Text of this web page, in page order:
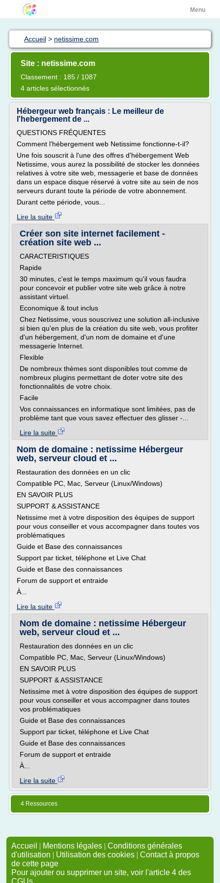
Menu
Accueil > netissime.com
Site : netissime.com
Classement : 185 / 1087
4 articles sélectionnés
Hébergeur web français : Le meilleur de
l'hebergement de ...
QUESTIONS FRÉQUENTES
Comment l'hébergement web Netissime fonctionne-t-il?
Une fois souscrit à l'une des offres d'hébergement Web
Netissime, vous aurez la possibilité de stocker les données
relatives à votre site web, messagerie et base de données
dans un espace disque réservé à votre site au sein de nos
serveurs durant toute la période de votre abonnement.
Durant cette période, vous...
Lire la suite
Créer son site internet facilement -
création site web ...
CARACTERISTIQUES
Rapide
30 minutes, c'est le temps maximum qu'il vous faudra
pour concevoir et publier votre site web grâce à notre
assistant virtuel.
Economique & tout inclus
Chez Netissime, vous souscrivez une solution all-inclusive
si bien qu'en plus de la création du site web, vous profiter
d'un hébergement, d'un nom de domaine et d'une
messagerie Internet.
Flexible
De nombreux thèmes sont disponibles tout comme de
nombreux plugins permettant de doter votre site des
fonctionnalités de votre choix.
Facile
Vos connaissances en informatique sont limitées, pas de
problème tant que vous savez effectuer des glisser -...
Lire la suite
Nom de domaine : netissime Hébergeur
web, serveur cloud et ...
Restauration des données en un clic
Compatible PC, Mac, Serveur (Linux/Windows)
EN SAVOIR PLUS
SUPPORT & ASSISTANCE
Netissime met à votre disposition des équipes de support
pour vous conseiller et vous accompagner dans toutes vos
problématiques
Guide et Base des connaissances
Support par ticket, téléphone et Live Chat
Guide et Base des connaissances
Forum de support et entraide
À...
Lire la suite
Nom de domaine : netissime Hébergeur
web, serveur cloud et ...
Restauration des données en un clic
Compatible PC, Mac, Serveur (Linux/Windows)
EN SAVOIR PLUS
SUPPORT & ASSISTANCE
Netissime met à votre disposition des équipes de support
pour vous conseiller et vous accompagner dans toutes
vos problématiques
Guide et Base des connaissances
Support par ticket, téléphone et Live Chat
Guide et Base des connaissances
Forum de support et entraide
À...
Lire la suite
4 Ressources
Accueil | Mentions légales | Conditions générales
d'utilisation | Utilisation des cookies | Contact à propos
de cette page
Pour ajouter ou supprimer un site, voir l'article 4 des
CGUs